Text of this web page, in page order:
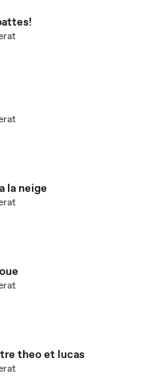
la neige
entre theo et lucas